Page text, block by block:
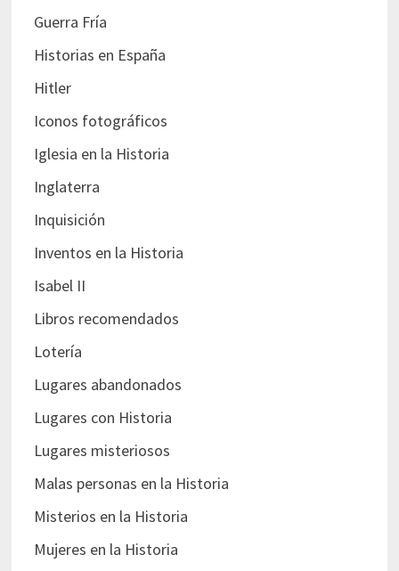
Guerra Fría
Historias en España
Hitler
Iconos fotográficos
Iglesia en la Historia
Inglaterra
Inquisición
Inventos en la Historia
Isabel II
Libros recomendados
Lotería
Lugares abandonados
Lugares con Historia
Lugares misteriosos
Malas personas en la Historia
Misterios en la Historia
Mujeres en la Historia